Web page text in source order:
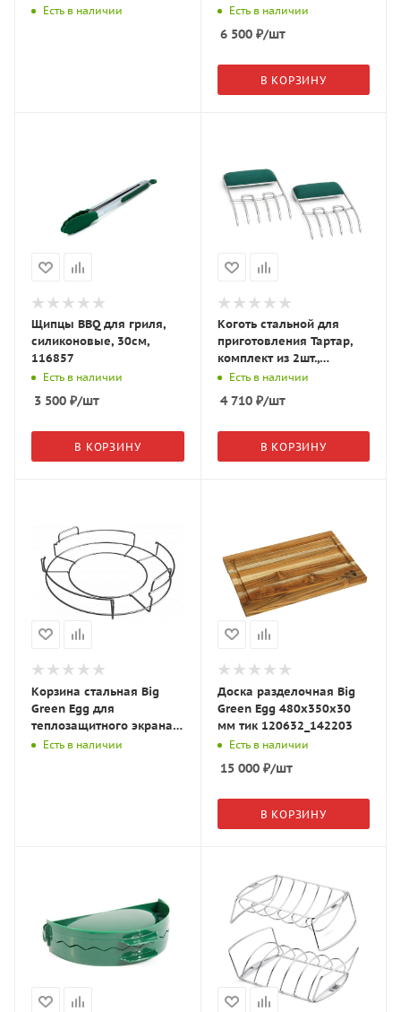
Есть в наличии Есть в наличии
6 500₽/шт
В КОРЗИНУ
Щипцы BBQ для гриля,
силиконовые, 30см,
116857
Есть в наличии
3 500 ₽/шт
В КОРЗИНУ
Коготь стальной для
приготовления Тартар,
комплект из 2шт.,
MCLAWS
Есть в наличии
4 710₽/шт
В КОРЗИНУ
Корзина стальная Big
Green Egg для
теплозащитного экрана
ConvEGGtor; L
Есть в наличии
Доска разделочная Big
Green Egg 480х350х30
мм тик 120632_142203
Есть в наличии
15 000₽/шт
В КОРЗИНУ